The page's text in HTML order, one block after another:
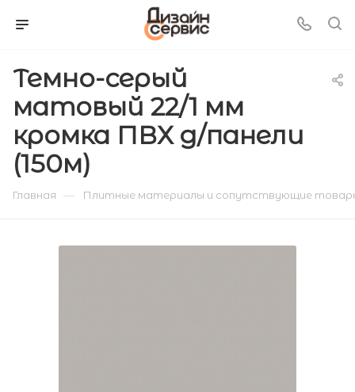
Темно-серый
матовый 22/1 мм
кромка ПВХ д/панели
(150м)
Главная — Плитные материалы и сопутствующие